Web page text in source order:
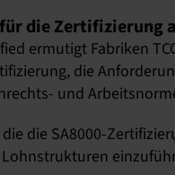
die Zertifizierung
ermutigt Fabriken
die
und
die SA8000-